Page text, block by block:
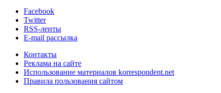
Facebook
Twitter
RSS-ленты
E-mail рассылка
Контакты
Реклама на сайте
Использование материалов korrespondent.net
Правила пользования сайтом